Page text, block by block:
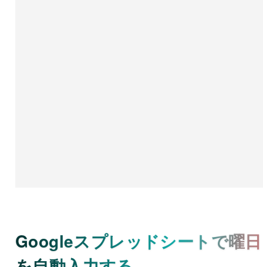
Googleスプレッドシートで曜日